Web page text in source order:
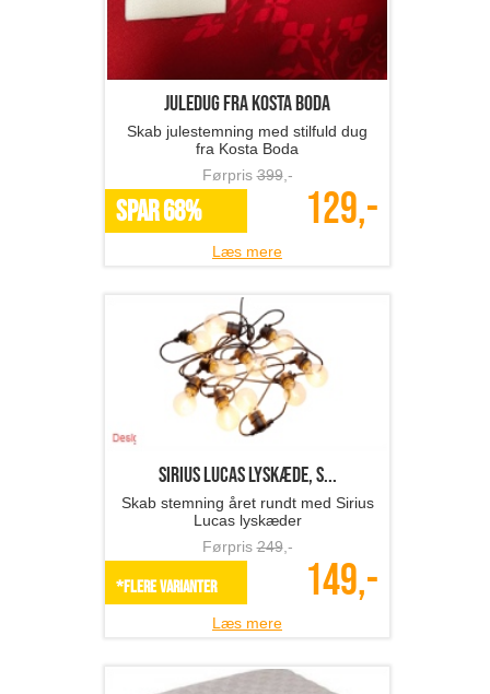
Juledug fra Kosta Boda
Skab julestemning med stilfuld dug
fra Kosta Boda
Førpris399,-
SPAR 68% 129,-
Læs mere
Sirius LUCAS lyskæde, s...
Skab stemning året rundt med Sirius
Lucas lyskæder
Førpris249,-
*Flere varianter 149,-
Læs mere